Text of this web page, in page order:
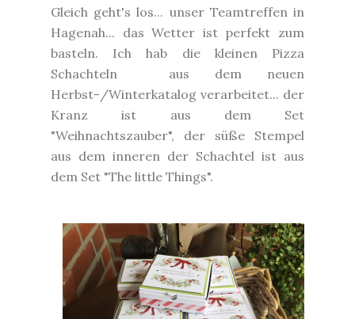
Gleich geht's los... unser Teamtreffen in
Hagenah... das Wetter ist perfekt zum
basteln. Ich hab die kleinen Pizza
Schachteln aus dem neuen
Herbst-/Winterkatalog verarbeitet... der
Kranz ist aus dem Set
"Weihnachtszauber", der süße Stempel
aus dem inneren der Schachtel ist aus
dem Set "The little Things".